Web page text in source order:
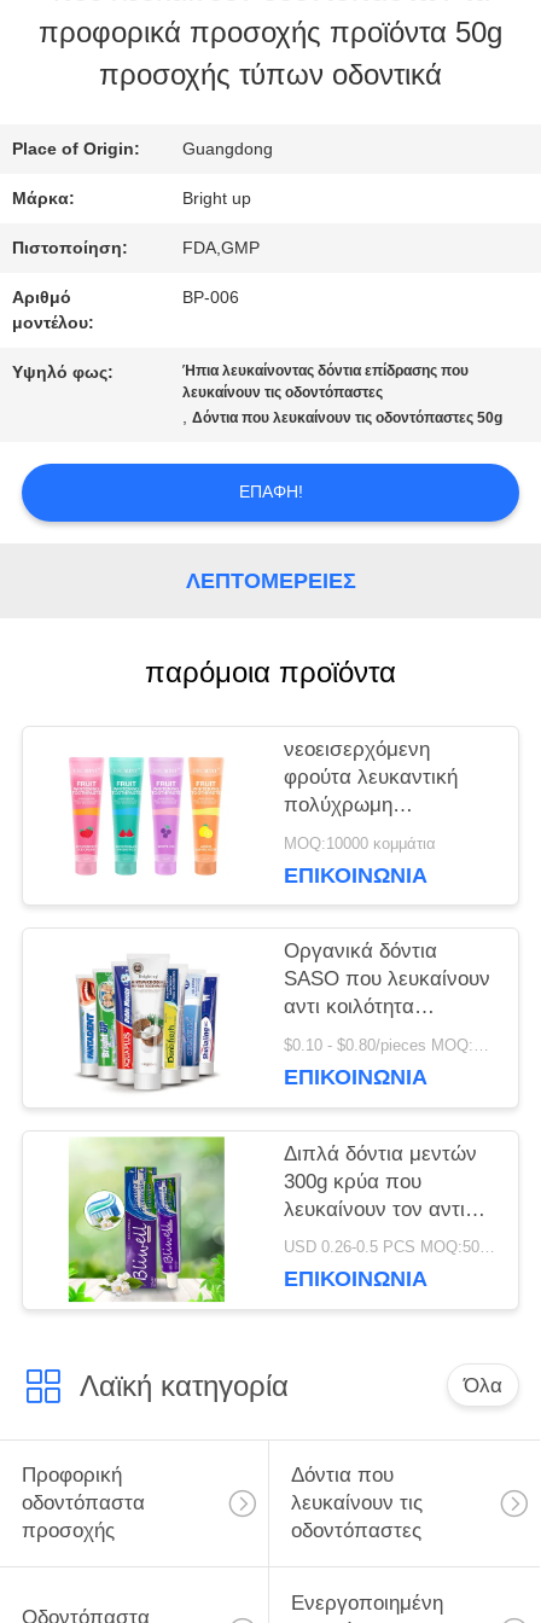
ΕΡΓΟΣΤΑΣΊΩΝ
ΠΟΙΟΤΙΚΌΣ
ΈΛΕΓΧΟΣ
ΕΛΆΤΕ
ΣΕ
ΜΕ
ΑΠΌΣΠΑΣΜΑ
ΧΆΡΤΗΣ
ΙΣΤΌΤΟΠΟΥ
ΠΟΛΙΤΙΚΉ
ΜΥΣΤΙΚΌΤΗΤΑΣ
προφορικά προσοχής προϊόντα 50g
προσοχής τύπων οδοντικά
Place of Origin: Guangdong
Μάρκα: Bright up
Πιστοποίηση: FDA,GMP
Αριθμό
μοντέλου:
BP-006
Υψηλό φως:
Ήπια λευκαίνοντας δόντια επίδρασης που
λευκαίνουν τις οδοντόπαστες
,Δόντια που λευκαίνουν τις οδοντόπαστες 50g
ΕΠΑΦΉ!
ΛΕΠΤΟΜΈΡΕΙΕΣ
παρόμοια προϊόντα
νεοεισερχόμενη
φρούτα λευκαντική
πολύχρωμη
οδοντόκρεμα 100 ml
MOQ:10000 κομμάτια
ΕΠΙΚΟΙΝΩΝΊΑ
Οργανικά δόντια
SASO που λευκαίνουν
αντι κοιλότητα
κρυστάλλου
ζωηρόχρωμη
$0.10 - $0.80/pieces MOQ:500 κομμάτια
ΕΠΙΚΟΙΝΩΝΊΑ
Διπλά δόντια μεντών
300g κρύα που
λευκαίνουν τον αντι
cOem κοιλοτήτων
USD 0.26-0.5 PCS MOQ:500pcs-30000pcs
ΕΠΙΚΟΙΝΩΝΊΑ
Λαϊκή κατηγορία Όλα
Προφορική
οδοντόπαστα
προσοχής
Δόντια που
λευκαίνουν τις
οδοντόπαστες
Οδοντόπαστα
Ενεργοποιημένη